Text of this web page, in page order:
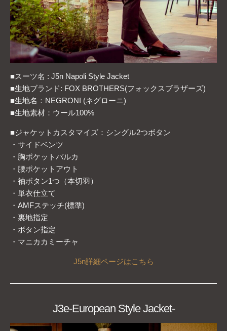
■スーツ名 : J5n Napoli Style Jacket
■生地ブランド: FOX BROTHERS(フォックスブラザーズ)
■生地名：NEGRONI (ネグローニ)
■生地素材：ウール100%
■ジャケットカスタマイズ：シングル2つボタン
・サイドベンツ
・胸ポケットバルカ
・腰ポケットアウト
・袖ボタン1つ（本切羽）
・単衣仕立て
・AMFステッチ(標準)
・裏地指定
・ボタン指定
・マニカカミーチャ
J5n詳細ページはこちら
J3e-European Style Jacket-